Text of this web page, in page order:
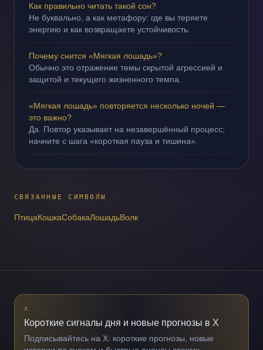
Как правильно читать такой сон?
Не буквально, а как метафору: где вы теряете
энергию и как возвращаете устойчивость.
Почему снится «Мягкая лошадь»?
Обычно это отражение темы скрытой агрессией и
защитой и текущего жизненного темпа.
«Мягкая лошадь» повторяется несколько ночей —
это важно?
Да. Повтор указывает на незавершённый процесс;
начните с шага «короткая пауза и тишина».
СВЯЗАННЫЕ СИМВОЛЫ
ПтицаКошкаСобакаЛошадьВолк
X
Короткие сигналы дня и новые прогнозы в X
Подписывайтесь на X: короткие прогнозы, новые